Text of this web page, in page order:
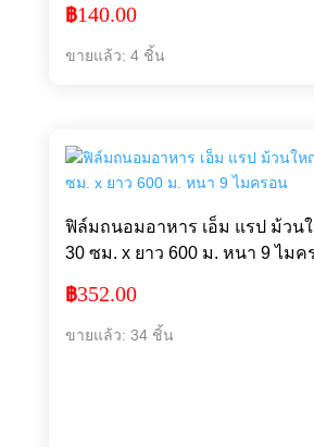
฿140.00
ขายแล้ว: 4 ชิ้น
ฟิล์มถนอมอาหาร เอ็ม แรป ม้วน
30 ซม. x ยาว 600 ม. หนา 9 ไมค
฿352.00
ขายแล้ว: 34 ชิ้น